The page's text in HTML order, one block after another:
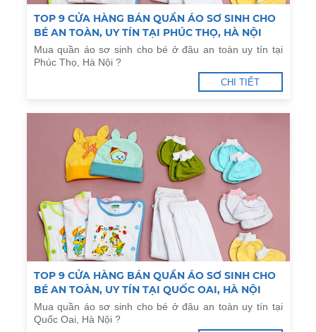
TOP 9 CỬA HÀNG BÁN QUẦN ÁO SƠ SINH CHO
BÉ AN TOÀN, UY TÍN TẠI PHÚC THỌ, HÀ NỘI
Mua quần áo sơ sinh cho bé ở đâu an toàn uy tín tại
Phúc Thọ, Hà Nội ?
CHI TIẾT
TOP 9 CỬA HÀNG BÁN QUẦN ÁO SƠ SINH CHO
BÉ AN TOÀN, UY TÍN TẠI QUỐC OAI, HÀ NỘI
Mua quần áo sơ sinh cho bé ở đâu an toàn uy tín tại
Quốc Oai, Hà Nội ?